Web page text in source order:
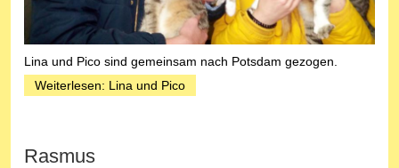
Lina und Pico sind gemeinsam nach Potsdam gezogen.
Weiterlesen: Lina und Pico
Rasmus